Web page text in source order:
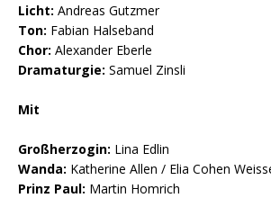
Licht: Andreas Gutzmer
Ton: Fabian Halseband
Chor: Alexander Eberle
Dramaturgie: Samuel Zinsli
Mit
Großherzogin: Lina Edlin
Wanda: Katherine Allen / Elia Cohen
Prinz Paul: Martin Homrich